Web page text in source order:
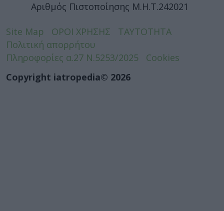
Αριθμός Πιστοποίησης Μ.Η.Τ.242021
Site Map ΟΡΟΙ ΧΡΗΣΗΣ
ΤΑΥΤΟΤΗΤΑ
Πολιτική απορρήτου
Πληροφορίες α.27 Ν.5253/2025
Cookies
Copyright iatropedia© 2026